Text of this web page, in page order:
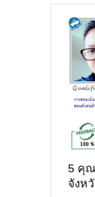
5 คุ
จังห